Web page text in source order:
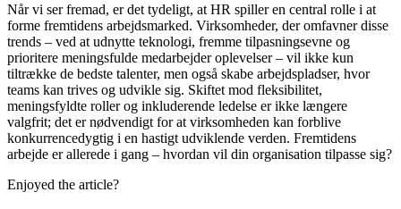
Når vi ser fremad, er det tydeligt, at HR spiller en central rolle i at
forme fremtidens arbejdsmarked. Virksomheder, der omfavner disse
trends – ved at udnytte teknologi, fremme tilpasningsevne og
prioritere meningsfulde medarbejder oplevelser – vil ikke kun
tiltrække de bedste talenter, men også skabe arbejdspladser, hvor
teams kan trives og udvikle sig. Skiftet mod fleksibilitet,
meningsfyldte roller og inkluderende ledelse er ikke længere
valgfrit; det er nødvendigt for at virksomheden kan forblive
konkurrencedygtig i en hastigt udviklende verden. Fremtidens
arbejde er allerede i gang – hvordan vil din organisation tilpasse sig?
Enjoyed the article?